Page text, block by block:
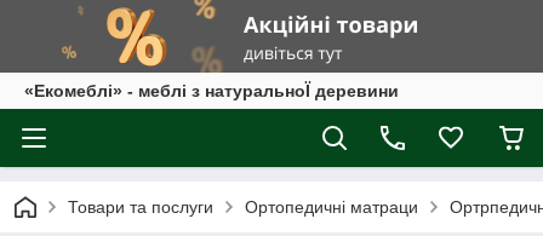
«Екомеблі» - меблі з натуральноЇ деревини
Товари та послуги Ортопедичні матраци